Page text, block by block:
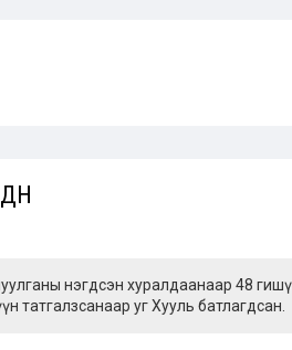
нэгдсэн хуралдаанаар 48
татгалзсанаар уг Хууль батлагдсан.